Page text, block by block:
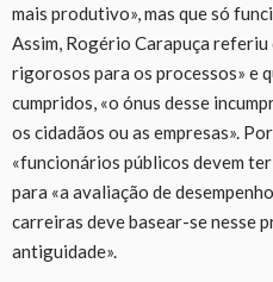
mais produtivo», mas que só
Assim, Rogério Carapuça
rigorosos para os processos» e
cumpridos, «o ónus desse
os cidadãos ou as empresas».
«funcionários públicos devem
para «a avaliação de
carreiras deve basear-se nesse
antiguidade».